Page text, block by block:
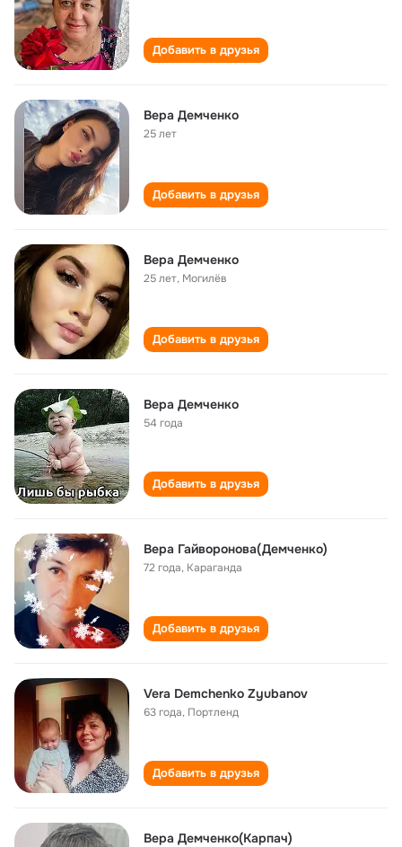
Добавить в друзья
Вера Демченко
25 лет
Добавить в друзья
Вера Демченко
25 лет, Могилёв
Добавить в друзья
Вера Демченко
54 года
Добавить в друзья
Вера Гайворонова(Демченко)
72 года, Караганда
Добавить в друзья
Vera Demchenko Zyubanov
63 года, Портленд
Добавить в друзья
Вера Демченко(Карпач)